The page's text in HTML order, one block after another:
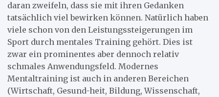
daran zweifeln, dass sie mit ihren Gedanken
tatsächlich viel bewirken können. Natürlich haben
viele schon von den Leistungssteigerungen im
Sport durch mentales Training gehört. Dies ist
zwar ein prominentes aber dennoch relativ
schmales Anwendungsfeld. Modernes
Mentaltraining ist auch in anderen Bereichen
(Wirtschaft, Gesund-heit, Bildung, Wissenschaft,